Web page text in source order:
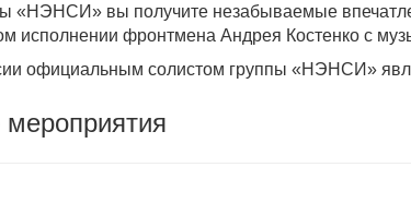
«НЭНСИ» вы получите незабываемые
исполнении фронтмена Андрея Костенко с
официальным солистом группы «НЭНСИ»
мероприятия